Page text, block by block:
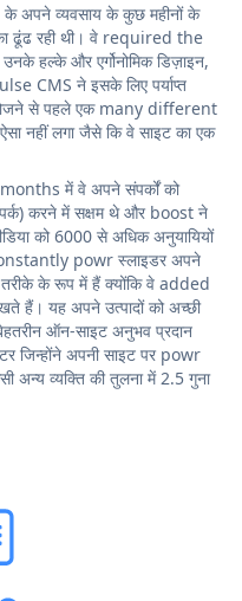
अपने व्यवसाय के कुछ महीनों के
ढूंढ रही थी। वे required the
हल्के और एर्गोनोमिक डिज़ाइन,
CMS ने इसके लिए पर्याप्त
खोजने से पहले एक many different
नहीं लगा जैसे कि वे साइट का एक
में वे अपने संपर्कों को
करने में सक्षम थे और boost ने
को 6000 से अधिक अनुयायियों
powr स्लाइडर अपने
तरीके के रूप में हैं क्योंकि वे added
हैं। यह अपने उत्पादों को अच्छी
ऑन-साइट अनुभव प्रदान
जिन्होंने अपनी साइट पर powr
अन्य व्यक्ति की तुलना में 2.5 गुना